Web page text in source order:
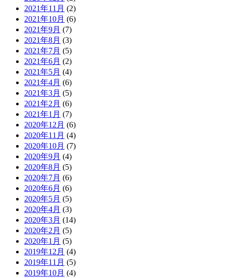
2021年11月 (2)
2021年10月 (6)
2021年9月 (7)
2021年8月 (3)
2021年7月 (5)
2021年6月 (2)
2021年5月 (4)
2021年4月 (6)
2021年3月 (5)
2021年2月 (6)
2021年1月 (7)
2020年12月 (6)
2020年11月 (4)
2020年10月 (7)
2020年9月 (4)
2020年8月 (5)
2020年7月 (6)
2020年6月 (6)
2020年5月 (5)
2020年4月 (3)
2020年3月 (14)
2020年2月 (5)
2020年1月 (5)
2019年12月 (4)
2019年11月 (5)
2019年10月 (4)